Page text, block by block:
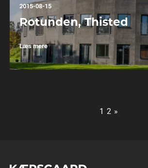
2015-08-15
Rotunden, Thisted
Læs mere
1 2 »